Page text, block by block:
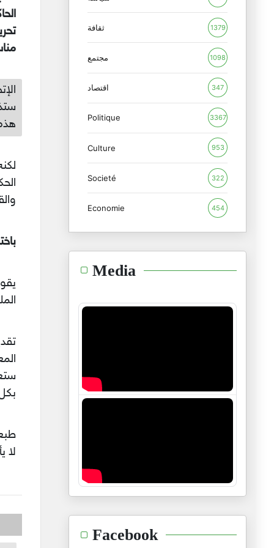
لا
ثقافة 1379
مجتمع 1098
اقتصاد 347
Politique 3367
Culture 953
Societé 322
Economie 454
Media
Facebook